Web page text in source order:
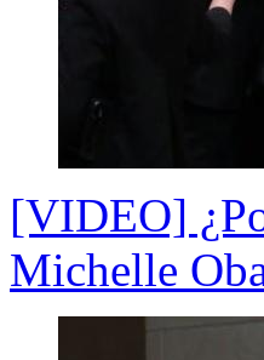
[VIDEO]
Michelle